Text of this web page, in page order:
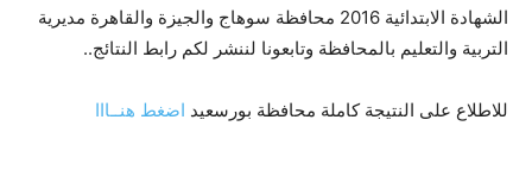
الشهادة الابتدائية 2016 محافظة سوهاج والجيزة والقاهرة مديرية
التربية والتعليم بالمحافظة وتابعونا لننشر لكم رابط النتائج..
للاطلاع على النتيجة كاملة محافظة بورسعيد اضغط هنــااا